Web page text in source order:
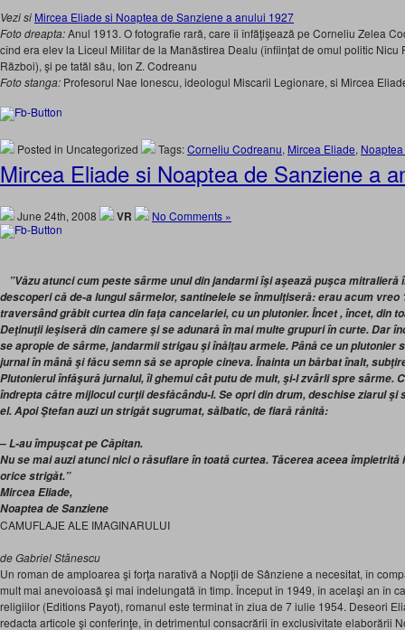
Vezi si Mircea Eliade si Noaptea de Sanziene a anului 1927
Foto dreapta:Anul 1913. O fotografie rară, care îi înfăţişează pe Corneliu Zelea
cînd era elev la Liceul Militar de la Manăstirea Dealu (înfiinţat de omul politic Nicu
Război), şi pe tatăl său, Ion Z. Codreanu
Foto stanga: Profesorul Nae Ionescu, ideologul Miscarii Legionare, si Mircea
Posted in Uncategorized Tags:Corneliu Codreanu, Mircea Eliade,
Mircea Eliade si Noaptea de Sanziene a
June 24th, 2008 VR No Comments »
”Văzu atunci cum peste sârme unul din jandarmi îşi aşează puşca mitralieră
descoperi că de-a lungul sârmelor, santinelele se înmulţiseră: erau acum vreo
traversând grăbit curtea din faţa cancelariei, cu un plutonier. Încet , încet, din
Deţinuţii ieşiseră din camere şi se adunară în mai multe grupuri în curte. Dar
se apropie de sârme, jandarmii strigau şi înălţau armele. Până ce un plutonier
jurnal în mână şi făcu semn să se apropie cineva. Înainta un bărbat înalt,
Plutonierul înfăşură jurnalul, îl ghemui cât putu de mult, şi-l zvârli spre sârme.
îndrepta către mijlocul curţii desfăcându-l. Se opri din drum, deschise ziarul şi
el. Apoi Ştefan auzi un strigăt sugrumat, sălbatic, de fiară rănită:
– L-au împuşcat pe Căpitan.
Nu se mai auzi atunci nici o răsuflare în toată curtea. Tăcerea aceea
orice strigăt.”
Mircea Eliade,
Noaptea de Sanziene
CAMUFLAJE ALE IMAGINARULUI
de Gabriel Stănescu
Un roman de amploarea şi forţa narativă a Nopţii de Sânziene a necesitat, în
mult mai anevoioasă şi mai îndelungată în timp. Început în 1949, în acelaşi an în
religiilor (Editions Payot), romanul este terminat în ziua de 7 iulie 1954. Deseori
redacta articole şi conferinţe, în detrimentul consacrării în exclusivitate elaborării